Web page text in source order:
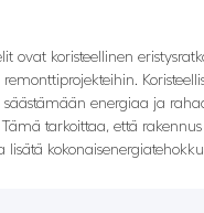
ovat koristeellinen
remonttiprojekteihin.
säästämään energiaa ja
tarkoittaa, että
lisätä